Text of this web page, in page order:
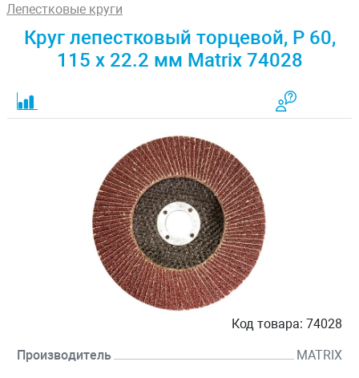
Лепестковые круги
Круг лепестковый торцевой, P 60,
115 х 22.2 мм Matrix 74028
Код товара: 74028
Производитель MATRIX